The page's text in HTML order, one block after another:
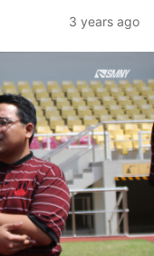
3 years ago